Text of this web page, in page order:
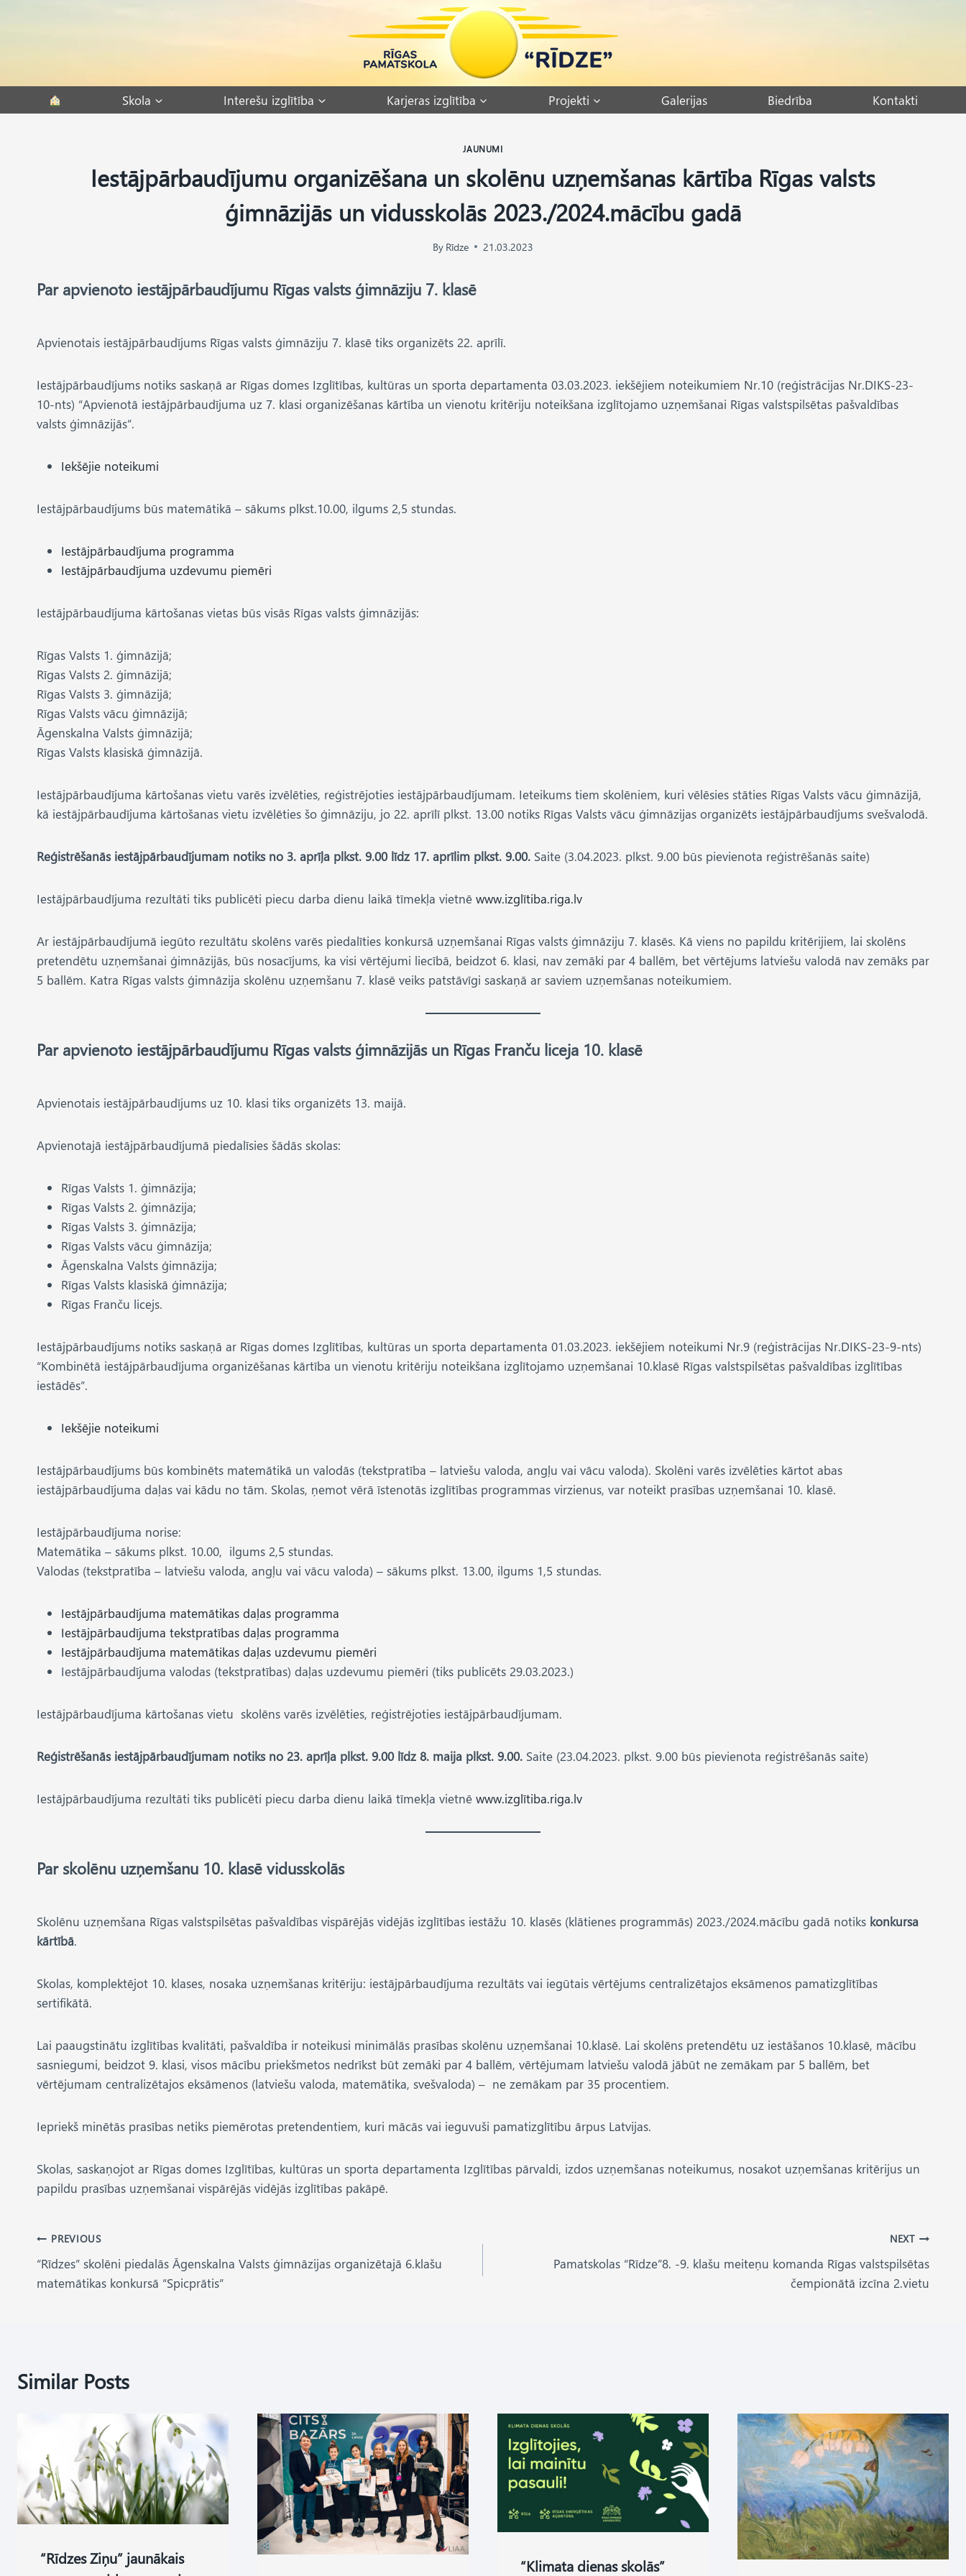
Skola Interešu izglītība Karjeras izglītība Projekti Galerijas Biedrība Kontakti
JAUNUMI
Iestājpārbaudījumu organizēšana un skolēnu uzņemšanas kārtība Rīgas valsts
ģimnāzijās un vidusskolās 2023./2024.mācību gadā
By Rīdze 21.03.2023
Par apvienoto iestājpārbaudījumu Rīgas valsts ģimnāziju 7. klasē
Apvienotais iestājpārbaudījums Rīgas valsts ģimnāziju 7. klasē tiks organizēts 22. aprīlī.
Iestājpārbaudījums notiks saskaņā ar Rīgas domes Izglītības, kultūras un sporta departamenta 03.03.2023. iekšējiem noteikumiem Nr.10 (reģistrācijas Nr.DIKS-23-
10-nts) “Apvienotā iestājpārbaudījuma uz 7. klasi organizēšanas kārtība un vienotu kritēriju noteikšana izglītojamo uzņemšanai Rīgas valstspilsētas pašvaldības
valsts ģimnāzijās”.
Iekšējie noteikumi
Iestājpārbaudījums būs matemātikā – sākums plkst.10.00, ilgums 2,5 stundas.
Iestājpārbaudījuma programma
Iestājpārbaudījuma uzdevumu piemēri
Iestājpārbaudījuma kārtošanas vietas būs visās Rīgas valsts ģimnāzijās:
Rīgas Valsts 1. ģimnāzijā;
Rīgas Valsts 2. ģimnāzijā;
Rīgas Valsts 3. ģimnāzijā;
Rīgas Valsts vācu ģimnāzijā;
Āgenskalna Valsts ģimnāzijā;
Rīgas Valsts klasiskā ģimnāzijā.
Iestājpārbaudījuma kārtošanas vietu varēs izvēlēties, reģistrējoties iestājpārbaudījumam. Ieteikums tiem skolēniem, kuri vēlēsies stāties Rīgas Valsts vācu ģimnāzijā,
kā iestājpārbaudījuma kārtošanas vietu izvēlēties šo ģimnāziju, jo 22. aprīlī plkst. 13.00 notiks Rīgas Valsts vācu ģimnāzijas organizēts iestājpārbaudījums svešvalodā.
Reģistrēšanās iestājpārbaudījumam notiks no 3. aprīļa plkst. 9.00 līdz 17. aprīlim plkst. 9.00. Saite (3.04.2023. plkst. 9.00 būs pievienota reģistrēšanās saite)
Iestājpārbaudījuma rezultāti tiks publicēti piecu darba dienu laikā tīmekļa vietnē www.izglītiba.riga.lv
Ar iestājpārbaudījumā iegūto rezultātu skolēns varēs piedalīties konkursā uzņemšanai Rīgas valsts ģimnāziju 7. klasēs. Kā viens no papildu kritērijiem, lai skolēns
pretendētu uzņemšanai ģimnāzijās, būs nosacījums, ka visi vērtējumi liecībā, beidzot 6. klasi, nav zemāki par 4 ballēm, bet vērtējums latviešu valodā nav zemāks par
5 ballēm. Katra Rīgas valsts ģimnāzija skolēnu uzņemšanu 7. klasē veiks patstāvīgi saskaņā ar saviem uzņemšanas noteikumiem.
Par apvienoto iestājpārbaudījumu Rīgas valsts ģimnāzijās un Rīgas Franču liceja 10. klasē
Apvienotais iestājpārbaudījums uz 10. klasi tiks organizēts 13. maijā.
Apvienotajā iestājpārbaudījumā piedalīsies šādās skolas:
Rīgas Valsts 1. ģimnāzija;
Rīgas Valsts 2. ģimnāzija;
Rīgas Valsts 3. ģimnāzija;
Rīgas Valsts vācu ģimnāzija;
Āgenskalna Valsts ģimnāzija;
Rīgas Valsts klasiskā ģimnāzija;
Rīgas Franču licejs.
Iestājpārbaudījums notiks saskaņā ar Rīgas domes Izglītības, kultūras un sporta departamenta 01.03.2023. iekšējiem noteikumi Nr.9 (reģistrācijas Nr.DIKS-23-9-nts)
“Kombinētā iestājpārbaudījuma organizēšanas kārtība un vienotu kritēriju noteikšana izglītojamo uzņemšanai 10.klasē Rīgas valstspilsētas pašvaldības izglītības
iestādēs”.
Iekšējie noteikumi
Iestājpārbaudījums būs kombinēts matemātikā un valodās (tekstpratība – latviešu valoda, angļu vai vācu valoda). Skolēni varēs izvēlēties kārtot abas
iestājpārbaudījuma daļas vai kādu no tām. Skolas, ņemot vērā īstenotās izglītības programmas virzienus, var noteikt prasības uzņemšanai 10. klasē.
Iestājpārbaudījuma norise:
Matemātika – sākums plkst. 10.00, ilgums 2,5 stundas.
Valodas (tekstpratība – latviešu valoda, angļu vai vācu valoda) – sākums plkst. 13.00, ilgums 1,5 stundas.
Iestājpārbaudījuma matemātikas daļas programma
Iestājpārbaudījuma tekstpratības daļas programma
Iestājpārbaudījuma matemātikas daļas uzdevumu piemēri
Iestājpārbaudījuma valodas (tekstpratības) daļas uzdevumu piemēri (tiks publicēts 29.03.2023.)
Iestājpārbaudījuma kārtošanas vietu skolēns varēs izvēlēties, reģistrējoties iestājpārbaudījumam.
Reģistrēšanās iestājpārbaudījumam notiks no 23. aprīļa plkst. 9.00 līdz 8. maija plkst. 9.00. Saite (23.04.2023. plkst. 9.00 būs pievienota reģistrēšanās saite)
Iestājpārbaudījuma rezultāti tiks publicēti piecu darba dienu laikā tīmekļa vietnē www.izglītiba.riga.lv
Par skolēnu uzņemšanu 10. klasē vidusskolās
Skolēnu uzņemšana Rīgas valstspilsētas pašvaldības vispārējās vidējās izglītības iestāžu 10. klasēs (klātienes programmās) 2023./2024.mācību gadā notiks konkursa
kārtībā.
Skolas, komplektējot 10. klases, nosaka uzņemšanas kritēriju: iestājpārbaudījuma rezultāts vai iegūtais vērtējums centralizētajos eksāmenos pamatizglītības
sertifikātā.
Lai paaugstinātu izglītības kvalitāti, pašvaldība ir noteikusi minimālās prasības skolēnu uzņemšanai 10.klasē. Lai skolēns pretendētu uz iestāšanos 10.klasē, mācību
sasniegumi, beidzot 9. klasi, visos mācību priekšmetos nedrīkst būt zemāki par 4 ballēm, vērtējumam latviešu valodā jābūt ne zemākam par 5 ballēm, bet
vērtējumam centralizētajos eksāmenos (latviešu valoda, matemātika, svešvaloda) – ne zemākam par 35 procentiem.
Iepriekš minētās prasības netiks piemērotas pretendentiem, kuri mācās vai ieguvuši pamatizglītību ārpus Latvijas.
Skolas, saskaņojot ar Rīgas domes Izglītības, kultūras un sporta departamenta Izglītības pārvaldi, izdos uzņemšanas noteikumus, nosakot uzņemšanas kritērijus un
papildu prasības uzņemšanai vispārējās vidējās izglītības pakāpē.
Post
navigation
PREVIOUS
“Rīdzes” skolēni piedalās Āgenskalna Valsts ģimnāzijas organizētajā 6.klašu
matemātikas konkursā “Spicprātis”
NEXT
Pamatskolas “Rīdze”8. -9. klašu meiteņu komanda Rīgas valstspilsētas
čempionātā izcīna 2.vietu
Similar Posts
“Rīdzes Ziņu” jaunākais
“Klimata dienas skolās”